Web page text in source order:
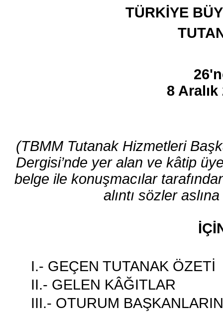
TÜRKİYE
8
(TBMM Tutanak Hizmetleri
Dergisi’nde yer alan ve kâtip
belge ile konuşmacılar
alıntı sözler
I.- GEÇEN TUTANAK ÖZETİ
II.- GELEN KÂĞITLAR
III.- OTURUM